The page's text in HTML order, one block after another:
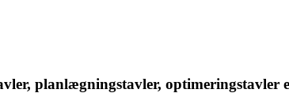
planlægningstavler,